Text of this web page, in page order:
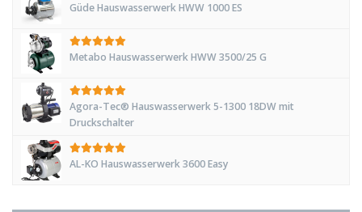
Güde Hauswasserwerk HWW 1000 ES
Metabo Hauswasserwerk HWW 3500/25 G
Agora-Tec® Hauswasserwerk 5-1300 18DW mit
Druckschalter
AL-KO Hauswasserwerk 3600 Easy